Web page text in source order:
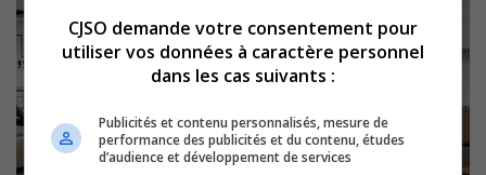
CJSO demande votre consentement pour
utiliser vos données à caractère personnel
dans les cas suivants :
Publicités et contenu personnalisés, mesure de
performance des publicités et du contenu, études
d’audience et développement de services